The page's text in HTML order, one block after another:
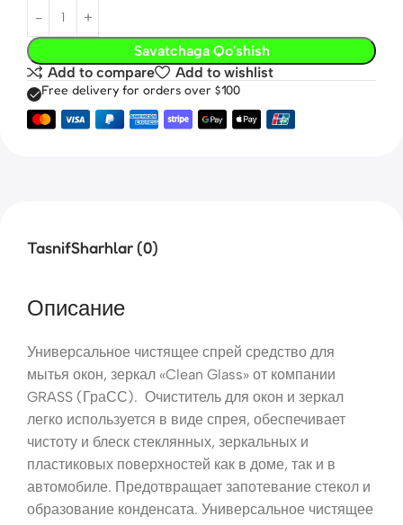
Savatchaga Qo'shish
Add to compare
Add to wishlist
Free delivery for orders over $100
TasnifSharhlar (0)
Описание
Универсальное чистящее спрей средство для
мытья окон, зеркал «Clean Glass» от компании
GRASS (ГраСС). Очиститель для окон и зеркал
легко используется в виде спрея, обеспечивает
чистоту и блеск стеклянных, зеркальных и
пластиковых поверхностей как в доме, так и в
автомобиле. Предотвращает запотевание стекол и
образование конденсата. Универсальное чистящее